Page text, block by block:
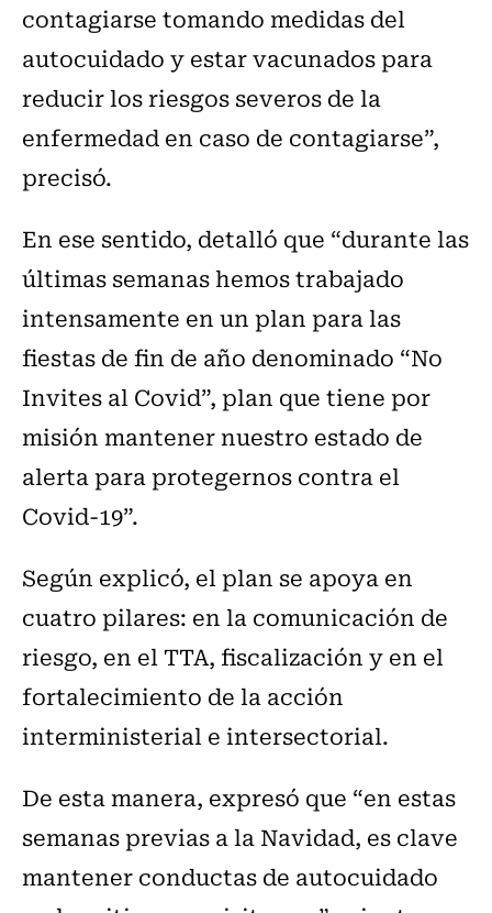
contagiarse tomando medidas del
autocuidado y estar vacunados para
reducir los riesgos severos de la
enfermedad en caso de contagiarse”,
precisó.
En ese sentido, detalló que “durante las
últimas semanas hemos trabajado
intensamente en un plan para las
fiestas de fin de año denominado “No
Invites al Covid”, plan que tiene por
misión mantener nuestro estado de
alerta para protegernos contra el
Covid-19”.
Según explicó, el plan se apoya en
cuatro pilares: en la comunicación de
riesgo, en el TTA, fiscalización y en el
fortalecimiento de la acción
interministerial e intersectorial.
De esta manera, expresó que “en estas
semanas previas a la Navidad, es clave
mantener conductas de autocuidado